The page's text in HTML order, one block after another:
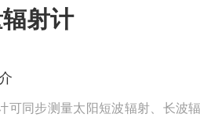
射计
可同步测量太阳短波辐射、长波